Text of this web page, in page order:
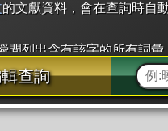
的文獻資料，會在查詢時自
間列出含有該字的所有詞彙
所有「同部首字」。也支
過自動斷詞，點擊便可瞬
查詢